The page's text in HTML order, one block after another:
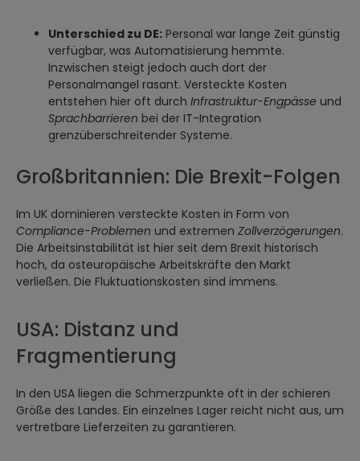
Unterschied zu DE: Personal war lange Zeit günstig
verfügbar, was Automatisierung hemmte.
Inzwischen steigt jedoch auch dort der
Personalmangel rasant. Versteckte Kosten
entstehen hier oft durch Infrastruktur-Engpässe und
Sprachbarrieren bei der IT-Integration
grenzüberschreitender Systeme.
Großbritannien: Die Brexit-Folgen
Im UK dominieren versteckte Kosten in Form von
Compliance-Problemen und extremen Zollverzögerungen.
Die Arbeitsinstabilität ist hier seit dem Brexit historisch
hoch, da osteuropäische Arbeitskräfte den Markt
verließen. Die Fluktuationskosten sind immens.
USA: Distanz und
Fragmentierung
In den USA liegen die Schmerzpunkte oft in der schieren
Größe des Landes. Ein einzelnes Lager reicht nicht aus, um
vertretbare Lieferzeiten zu garantieren.